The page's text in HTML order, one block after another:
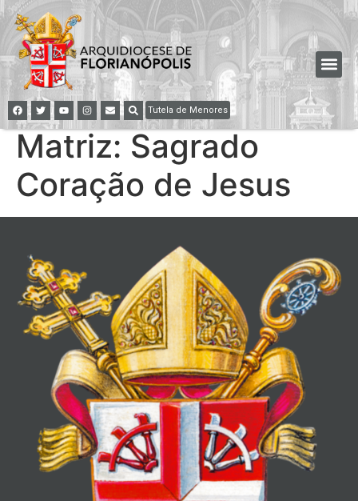
Tutela de Menores
Matriz: Sagrado
Coração de Jesus